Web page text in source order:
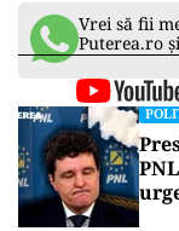
Vrei să fii
Puterea.ro